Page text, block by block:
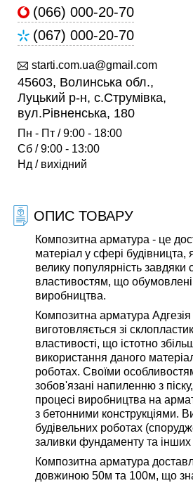
(066) 000-20-70
(067) 000-20-70
starti.com.ua@gmail.com
45603, Волинська обл.,
Луцький р-н, с.Струмівка,
вул.Рівненська, 180
Пн - Пт / 9:00 - 18:00
Сб / 9:00 - 13:00
Нд / вихідний
ОПИС ТОВАРУ
Композитна арматура - це
матеріал у сфері будівницта,
велику популярність завдяки
властивостям, що обумовлені
виробництва.
Композитна арматура
виготовляється зі
властивості, що істотно
використання даного
роботах. Своїми
зобов'язані напиленню з
процесі виробництва на
з бетонними конструкціями.
будівельних роботах
заливки фундаменту та інших
Композитна арматура
довжиною 50м та 100м, що